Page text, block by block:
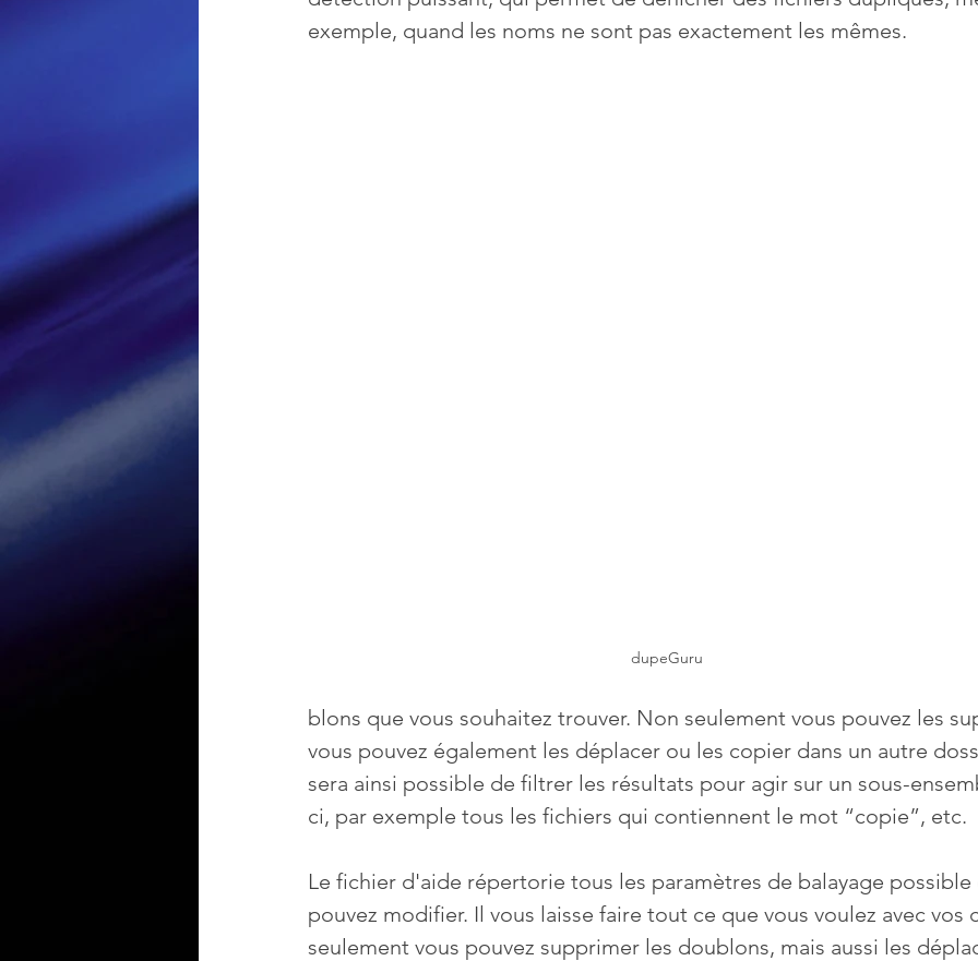
exemple, quand les noms ne sont pas exactement les mêmes.
dupeGuru
blons que vous souhaitez trouver. Non seulement vous pouvez les
vous pouvez également les déplacer ou les copier dans un autre
sera ainsi possible de filtrer les résultats pour agir sur un sous-
ci, par exemple tous les fichiers qui contiennent le mot “copie”, etc.
Le fichier d'aide répertorie tous les paramètres de balayage possible
pouvez modifier. Il vous laisse faire tout ce que vous voulez avec vos
seulement vous pouvez supprimer les doublons, mais aussi les